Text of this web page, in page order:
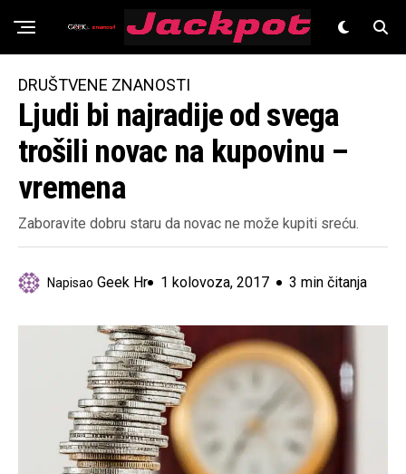
Znanost
DRUŠTVENE ZNANOSTI
Ljudi bi najradije od svega
trošili novac na kupovinu –
vremena
Zaboravite dobru staru da novac ne može kupiti sreću.
Napisao Geek Hr 1 kolovoza, 2017 3 min čitanja